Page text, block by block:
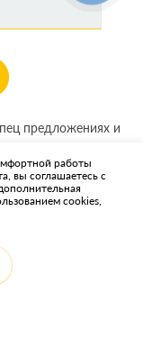
предложениях и
работы
вы соглашаетесь с
cookies,